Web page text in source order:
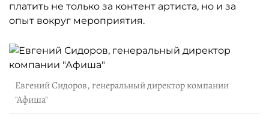
платить не только за контент артиста, но и за
опыт вокруг мероприятия.
Евгений Сидоров, генеральный директор компании
"Афиша"